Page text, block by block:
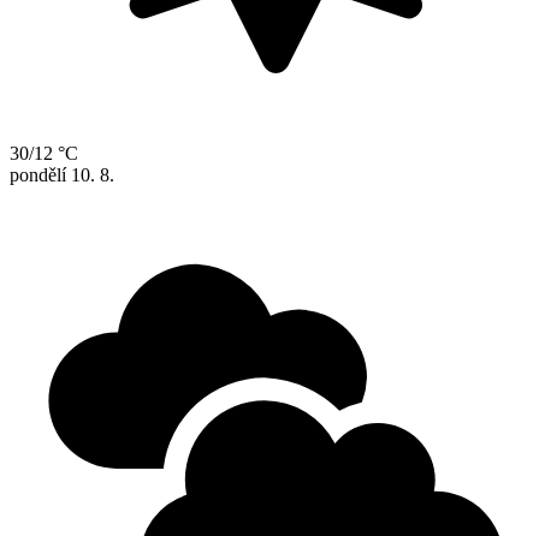
30/12 °C
pondělí 10. 8.